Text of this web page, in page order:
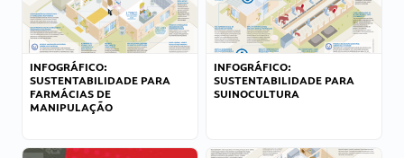
INFOGRÁFICO:
SUSTENTABILIDADE PARA
FARMÁCIAS DE
MANIPULAÇÃO
INFOGRÁFICO:
SUSTENTABILIDADE PARA
SUINOCULTURA